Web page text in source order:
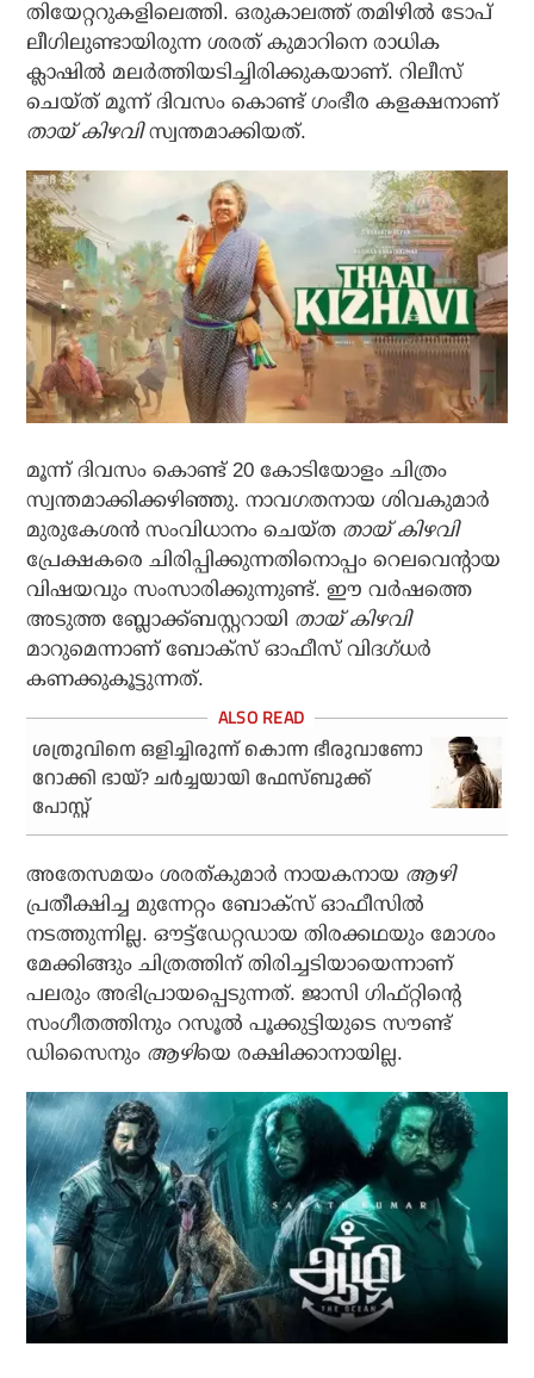
തിയേറ്ററുകളിലെത്തി. ഒരുകാലത്ത് തമിഴില്‍ ടോപ്
ലീഗിലുണ്ടായിരുന്ന ശരത് കുമാറിനെ രാധിക
ക്ലാഷില്‍ മലര്‍ത്തിയടിച്ചിരിക്കുകയാണ്. റിലീസ്
ചെയ്ത് മൂന്ന് ദിവസം കൊണ്ട് ഗംഭീര കളക്ഷനാണ്
തായ് കിഴവിസ്വന്തമാക്കിയത്.
മൂന്ന് ദിവസം കൊണ്ട് 20 കോടിയോളം ചിത്രം
സ്വന്തമാക്കിക്കഴിഞ്ഞു. നാവഗതനായ ശിവകുമാര്‍
മുരുകേശന്‍ സംവിധാനം ചെയ്ത തായ് കിഴവി
പ്രേക്ഷകരെ ചിരിപ്പിക്കുന്നതിനൊപ്പം റെലവെന്റായ
വിഷയവും സംസാരിക്കുന്നുണ്ട്. ഈ വര്‍ഷത്തെ
അടുത്ത ബ്ലോക്ക്ബസ്റ്ററായി തായ് കിഴവി
മാറുമെന്നാണ് ബോക്‌സ് ഓഫീസ് വിദഗ്ധര്‍
കണക്കുകൂട്ടുന്നത്.
ശത്രുവിനെ ഒളിച്ചിരുന്ന് കൊന്ന ഭീരുവാണോ
റോക്കി ഭായ്? ചര്‍ച്ചയായി ഫേസ്ബുക്ക്
പോസ്റ്റ്
അതേസമയം ശരത്കുമാര്‍ നായകനായ ആഴി
പ്രതീക്ഷിച്ച മുന്നേറ്റം ബോക്‌സ് ഓഫീസില്‍
നടത്തുന്നില്ല. ഔട്ട്‌ഡേറ്റഡായ തിരക്കഥയും മോശം
മേക്കിങ്ങും ചിത്രത്തിന് തിരിച്ചടിയായെന്നാണ്
പലരും അഭിപ്രായപ്പെടുന്നത്. ജാസി ഗിഫ്റ്റിന്റെ
സംഗീതത്തിനും റസൂല്‍ പൂക്കുട്ടിയുടെ സൗണ്ട്
ഡിസൈനും ആഴിയെ രക്ഷിക്കാനായില്ല.